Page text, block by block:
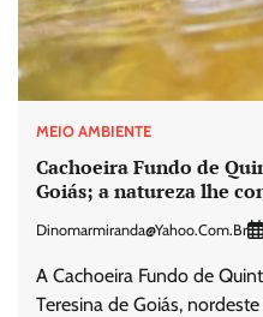
MEIO AMBIENTE
Cachoeira Fundo de
Goiás; a natureza lhe
Dinomarmiranda@yahoo.com.br
A Cachoeira Fundo de
Teresina de Goiás,